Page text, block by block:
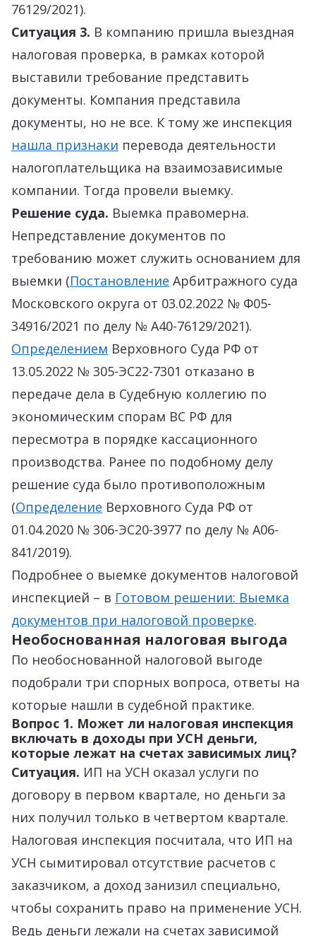
76129/2021).
Ситуация 3. В компанию пришла выездная
налоговая проверка, в рамках которой
выставили требование представить
документы. Компания представила
документы, но не все. К тому же инспекция
нашла признаки перевода деятельности
налогоплательщика на взаимозависимые
компании. Тогда провели выемку.
Решение суда. Выемка правомерна.
Непредставление документов по
требованию может служить основанием для
выемки (Постановление Арбитражного суда
Московского округа от 03.02.2022 № Ф05-
34916/2021 по делу № А40-76129/2021).
Определением Верховного Суда РФ от
13.05.2022 № 305-ЭС22-7301 отказано в
передаче дела в Судебную коллегию по
экономическим спорам ВС РФ для
пересмотра в порядке кассационного
производства. Ранее по подобному делу
решение суда было противоположным
(Определение Верховного Суда РФ от
01.04.2020 № 306-ЭС20-3977 по делу № А06-
841/2019).
Подробнее о выемке документов налоговой
инспекцией – в Готовом решении: Выемка
документов при налоговой проверке.
Необоснованная налоговая выгода
По необоснованной налоговой выгоде
подобрали три спорных вопроса, ответы на
которые нашли в судебной практике.
Вопрос 1. Может ли налоговая инспекция
включать в доходы при УСН деньги,
которые лежат на счетах зависимых лиц?
Ситуация. ИП на УСН оказал услуги по
договору в первом квартале, но деньги за
них получил только в четвертом квартале.
Налоговая инспекция посчитала, что ИП на
УСН сымитировал отсутствие расчетов с
заказчиком, а доход занизил специально,
чтобы сохранить право на применение УСН.
Ведь деньги лежали на счетах зависимой